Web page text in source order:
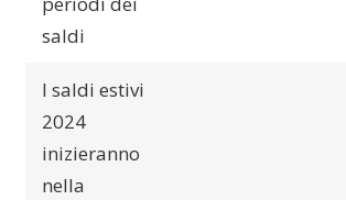
saldi
I saldi estivi
2024
inizieranno
nella